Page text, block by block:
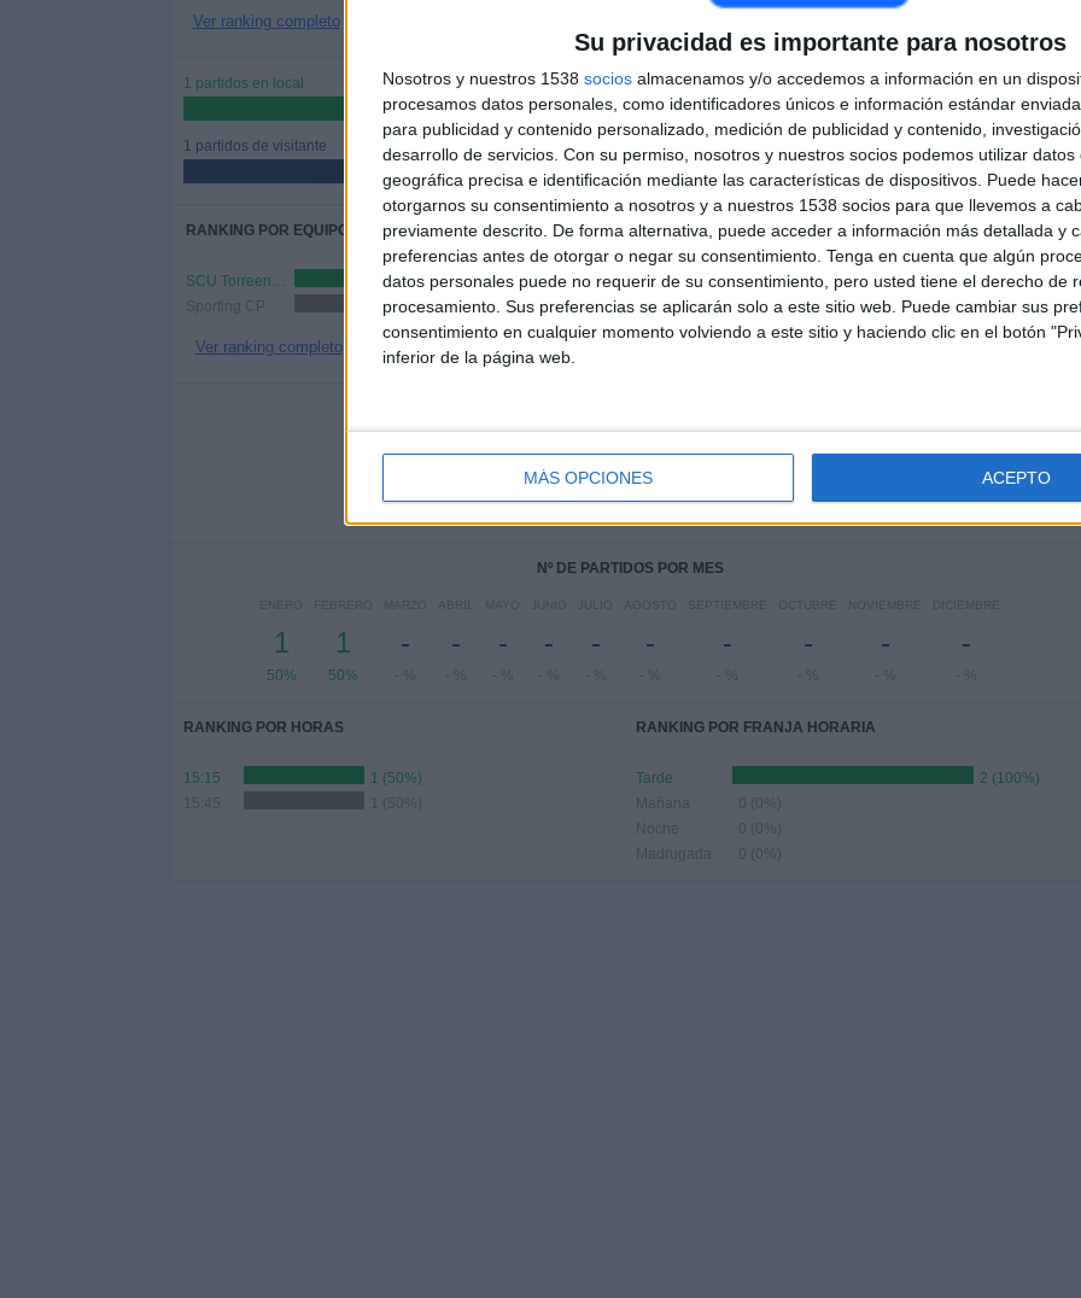
Su privacidad es importante para nosotros
Nosotros y nuestros 1538 socios almacenamos y/o accedemos a información en un
procesamos datos personales, como identificadores únicos e información estándar
para publicidad y contenido personalizado, medición de publicidad y contenido,
desarrollo de servicios. Con su permiso, nosotros y nuestros socios podemos utilizar datos
geográfica precisa e identificación mediante las características de dispositivos. Puede
otorgarnos su consentimiento a nosotros y a nuestros 1538 socios para que llevemos a
previamente descrito. De forma alternativa, puede acceder a información más detallada y
preferencias antes de otorgar o negar su consentimiento. Tenga en cuenta que algún
datos personales puede no requerir de su consentimiento, pero usted tiene el derecho de
procesamiento. Sus preferencias se aplicarán solo a este sitio web. Puede cambiar sus
consentimiento en cualquier momento volviendo a este sitio y haciendo clic en el botón
inferior de la página web.
MÁS OPCIONES ACEPTO
Ver ranking completo
1 partidos en local
50%
1 partidos de visitante
2
RIVALES
1
VS SCU
Torreense
1
COMPETICIONES
RANKING POR EQUIPOS
SCU Torreense
1 (50%)
Sporting CP
1 (50%)
Ver ranking completo
RANKING POR COMPETICIONES
Copa de Portugal 2 (100%)
Ver ranking completo
1 -
Nº DE PARTIDOS POR MES
ENERO
1
50%
FEBRERO
1
50%
MARZO
-
- %
ABRIL
-
- %
MAYO
-
- %
JUNIO
-
- %
JULIO
-
- %
AGOSTO
-
- %
SEPTIEMBRE
-
- %
OCTUBRE
-
- %
NOVIEMBRE
-
- %
DICIEMBRE
-
- %
RANKING POR HORAS
15:15
1 (50%)
15:45
1 (50%)
RANKING POR FRANJA HORARIA
Tarde
2 (100%)
Mañana
0 (0%)
Noche
0 (0%)
Madrugada
0 (0%)